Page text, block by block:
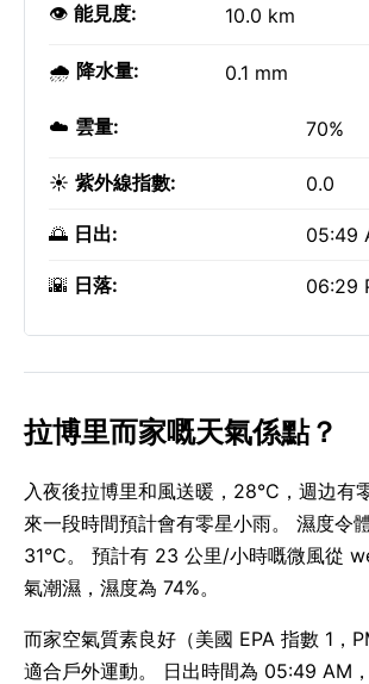
👁️ 能見度: 10.0 km
🌧️ 降水量: 0.1 mm
☁️ 雲量: 70%
☀️ 紫外線指數: 0.0
🌅 日出: 05:49
🌇 日落: 06:29
拉博里而家嘅天氣係點？
入夜後拉博里和風送暖，28°C，週边有
來一段時間預計會有零星小雨。 濕度令
31°C。 預計有 23 公里/小時嘅微風從
氣潮濕，濕度為 74%。
而家空氣質素良好（美國 EPA 指數 1
適合戶外運動。 日出時間為 05:49 AM